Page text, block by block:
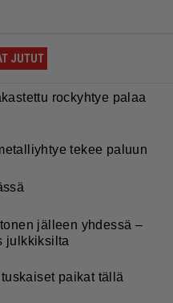
JUTUT
rockyhtye palaa
tekee paluun
jälleen yhdessä –
julkkiksilta
paikat tällä